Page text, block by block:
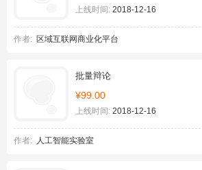
上线时间: 2018-12-16
作者: 区域互联网商业化平台
批量辩论
¥99.00
上线时间: 2018-12-16
作者: 人工智能实验室